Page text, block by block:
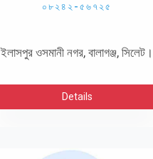
০৮২৪২-৫৬৭২৫
ইলাসপুর ওসমানী নগর, বালাগঞ্জ, সিলেট।
Details